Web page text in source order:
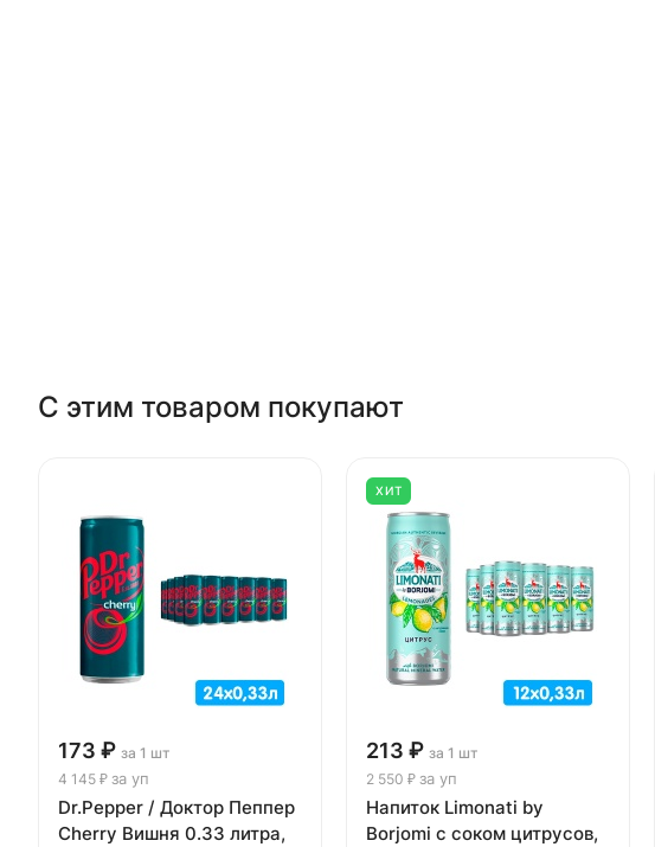
С этим товаром покупают
173 ₽ за 1 шт
4 145 ₽ за уп
Dr.Pepper / Доктор Пеппер
Cherry Вишня 0.33 литра,
ХИТ
213 ₽ за 1 шт
2 550 ₽ за уп
Напиток Limonati by
Borjomi с соком цитрусов,